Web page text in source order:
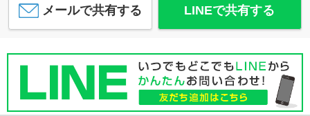
メールで共有する LINEで共有する